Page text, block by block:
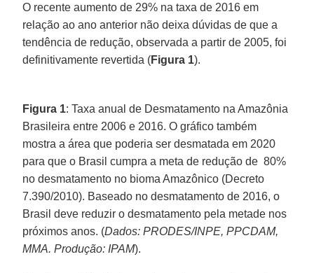
O recente aumento de 29% na taxa de 2016 em
relação ao ano anterior não deixa dúvidas de que a
tendência de redução, observada a partir de 2005, foi
definitivamente revertida (Figura 1).
Figura 1: Taxa anual de Desmatamento na Amazônia
Brasileira entre 2006 e 2016. O gráfico também
mostra a área que poderia ser desmatada em 2020
para que o Brasil cumpra a meta de redução de 80%
no desmatamento no bioma Amazônico (Decreto
7.390/2010). Baseado no desmatamento de 2016, o
Brasil deve reduzir o desmatamento pela metade nos
próximos anos. (Dados: PRODES/INPE, PPCDAM,
MMA. Produção: IPAM).